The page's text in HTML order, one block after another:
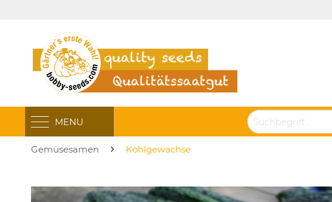
MENU
Gemüsesamen Kohlgewächse